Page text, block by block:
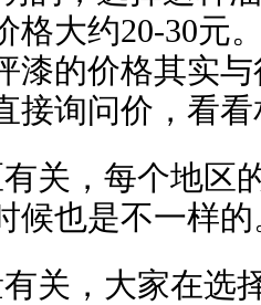
格大约20-30元
漆的价格其实
接询问价，看
，每个地区
候也是不一样的
，大家在选